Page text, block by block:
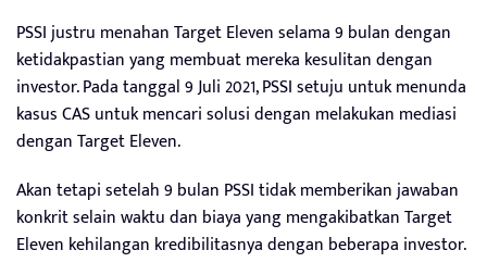
PSSI justru menahan Target Eleven selama 9 bulan dengan
ketidakpastian yang membuat mereka kesulitan dengan
investor. Pada tanggal 9 Juli 2021, PSSI setuju untuk menunda
kasus CAS untuk mencari solusi dengan melakukan mediasi
dengan Target Eleven.
Akan tetapi setelah 9 bulan PSSI tidak memberikan jawaban
konkrit selain waktu dan biaya yang mengakibatkan Target
Eleven kehilangan kredibilitasnya dengan beberapa investor.